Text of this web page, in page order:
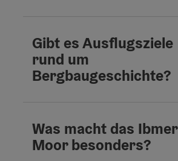
Gibt es Ausflugsziele
rund um
Bergbaugeschichte?
Was macht das Ibmer
Moor besonders?